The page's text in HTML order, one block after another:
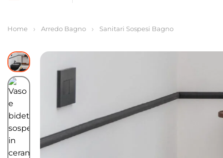
Home Arredo Bagno Sanitari Sospesi Bagno